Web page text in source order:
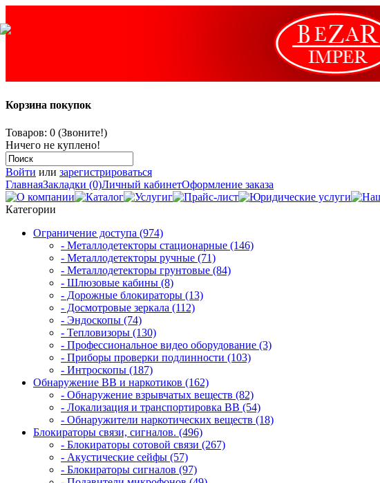
Корзина покупок
Товаров: 0 (Звоните!)
Ничего не куплено!
Войти или зарегистрироваться
ГлавнаяЗакладки (0)Личный кабинетОформление заказа
Категории
Ограничение доступа (974)
- Металлодетекторы стационарные (146)
- Металлодетекторы ручные (71)
- Металлодетекторы грунтовые (84)
- Шлюзовые кабины (8)
- Дорожные блокираторы (13)
- Досмотровые зеркала (112)
- Эндоскопы (74)
- Тепловизоры (130)
- Профессиональное видео оборудование (3)
- Приборы проверки подлинности (103)
- Интроскопы (187)
Обнаружение ВВ и наркотиков (162)
- Обнаружение взрывчатых веществ (82)
- Локализация и транспортировка ВВ (54)
- Обнаружители наркотических веществ (18)
Блокираторы связи, сигналов. (496)
- Блокираторы сотовой связи (267)
- Акустические сейфы (57)
- Блокираторы сигналов (97)